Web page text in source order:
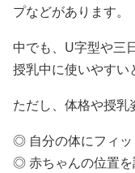
プなどがあります。
中でも、U字型や三
授乳中に使いやすい
ただし、体格や授乳
◎ 自分の体にフィッ
◎ 赤ちゃんの位置